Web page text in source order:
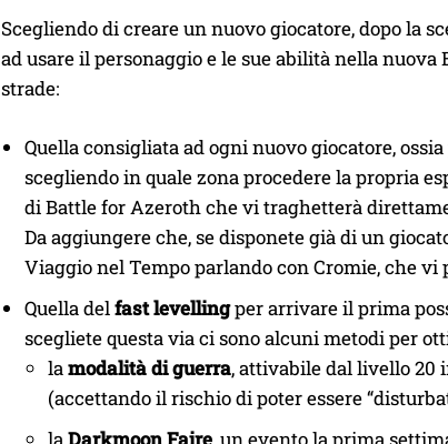
Scegliendo di creare un nuovo giocatore, dopo la
ad usare il personaggio e le sue abilità nella
strade:
Quella consigliata ad ogni nuovo giocatore,
scegliendo in quale zona procedere la propria
di Battle for Azeroth che vi traghetterà
Da aggiungere che, se disponete già di un
Viaggio nel Tempo parlando con Cromie, che
Quella delfast levellingper arrivare il prima
scegliete questa via ci sono alcuni metodi per
lamodalità di guerra, attivabile dal livello 20
(accettando il rischio di poter essere
la Darkmoon Faire , un evento la prima